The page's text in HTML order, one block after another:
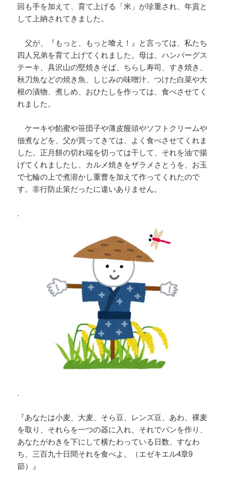
回も手を加えて、育て上げる「米」が珍重され、年貢と
して上納されてきました。
父が、『もっと、もっと喰え！』と言っては、私たち
四人兄弟を育て上げてくれました。母は、ハンバーグス
テーキ、具沢山の堅焼きそば、ちらし寿司、すき焼き、
秋刀魚などの焼き魚、しじみの味噌汁、つけた白菜や大
根の漬物、煮しめ、おひたしを作っては、食べさせてく
れました。
ケーキや餡蜜や笹団子や薄皮饅頭やソフトクリームや
佃煮などを、父が買ってきては、よく食べさせてくれま
した。正月餅の切れ端を切っては干して、それを油で揚
げてくれましたし、カルメ焼きをザラメさとうを、 お玉
で七輪の上で煮溶かし重曹を加えて作ってくれたので
す。非行防止策だったに違いありません。
.
.
『あなたは小麦、大麦、そら豆、レンズ豆、あわ、裸麦
を取り、それらを一つの器に入れ、それでパンを作り、
あなたがわきを下にして横たわっている日数、すなわ
ち、三百九十日間それを食べよ。（エゼキエル4章9
節）』